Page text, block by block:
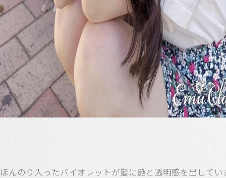
ほんのり入ったバイオレットが髪に艶と透明感を出してい